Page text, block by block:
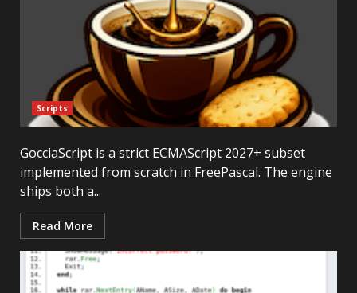
Scripts
GocciaScript is a strict ECMAScript 2027+ subset
implemented from scratch in FreePascal. The engine
ships both a...
Read More